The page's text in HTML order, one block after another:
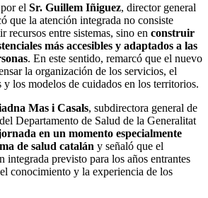
el Sr. Guillem Iñiguez, director general
que la atención integrada no consiste
recursos entre sistemas, sino en construir
más accesibles y adaptados a las
. En este sentido, remarcó que el nuevo
la organización de los servicios, el
los modelos de cuidados en los territorios.
Mas i Casals, subdirectora general de
Departamento de Salud de la Generalitat
en un momento especialmente
de salud catalán y señaló que el
integrada previsto para los años entrantes
conocimiento y la experiencia de los